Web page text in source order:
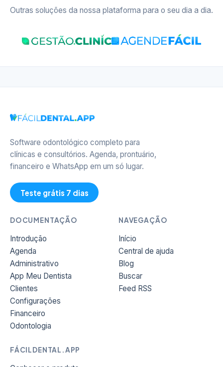
Outras soluções da nossa plataforma para o seu dia a dia.
Software odontológico completo para
clínicas e consultórios. Agenda, prontuário,
financeiro e WhatsApp em um só lugar.
Teste grátis 7 dias
DOCUMENTAÇÃO
Introdução
Agenda
Administrativo
App Meu Dentista
Clientes
Configurações
Financeiro
Odontologia
NAVEGAÇÃO
Início
Central de ajuda
Blog
Buscar
Feed RSS
FÁCILDENTAL.APP